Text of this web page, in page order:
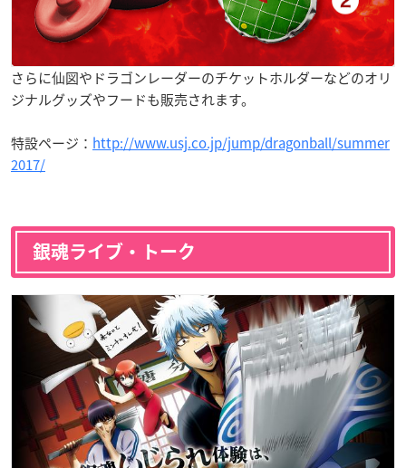
さらに仙図やドラゴンレーダーのチケットホルダーなどのオリ
ジナルグッズやフードも販売されます。
特設ページ： http://www.usj.co.jp/jump/dragonball/summer
2017/
銀魂ライブ・トーク